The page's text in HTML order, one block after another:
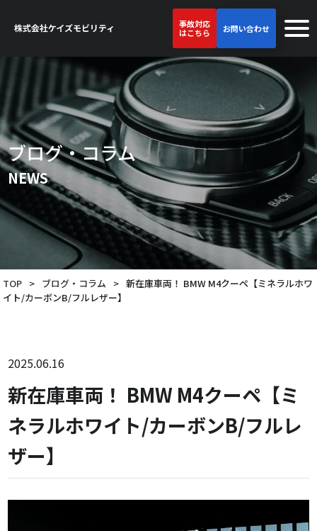
事故対応
はこちら
お問い合わせ
ブログ・コラム
NEWS
TOP > ブログ・コラム > 新在庫車両！ BMW M4クーペ【ミネラルホワ
イト/カーボンB/フルレザー】
2025.06.16
新在庫車両！ BMW M4クーペ【ミ
ネラルホワイト/カーボンB/フルレ
ザー】